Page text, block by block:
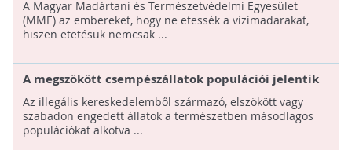
A Magyar Madártani és Természetvédelmi Egyesület
(MME) az embereket, hogy ne etessék a vízimadarakat,
hiszen etetésük nemcsak ...
A megszökött csempészállatok populációi jelentik
az új reményt a veszélyeztetett fajok számára
Az illegális kereskedelemből származó, elszökött vagy
szabadon engedett állatok a természetben másodlagos
populációkat alkotva ...